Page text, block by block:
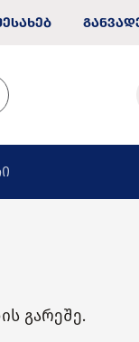
გარეშე.